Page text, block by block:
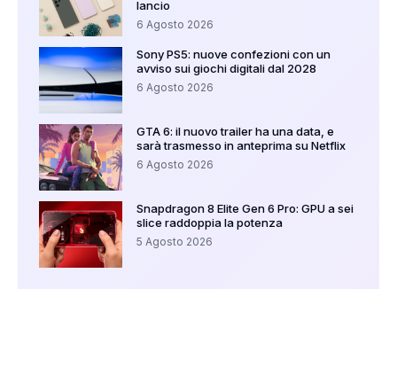
lancio
6 Agosto 2026
Sony PS5: nuove confezioni con un
avviso sui giochi digitali dal 2028
6 Agosto 2026
GTA 6: il nuovo trailer ha una data, e
sarà trasmesso in anteprima su Netflix
6 Agosto 2026
Snapdragon 8 Elite Gen 6 Pro: GPU a sei
slice raddoppia la potenza
5 Agosto 2026